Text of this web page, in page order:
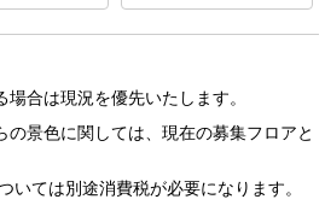
合は現況を優先いたします。
景色に関しては、現在の募集フロアと
ては別途消費税が必要になります。